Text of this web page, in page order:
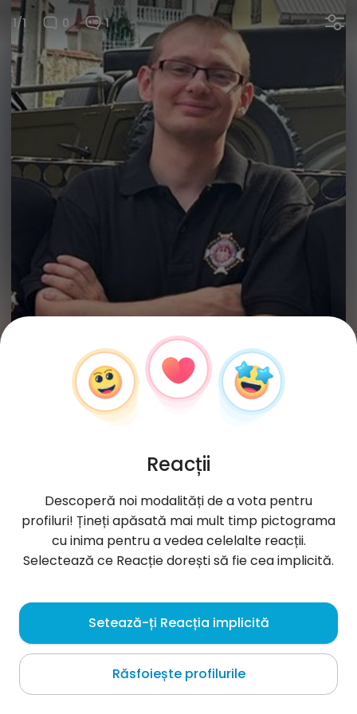
1/1 0 1
Krystian, 28
Sanok
Despre mine
Reacții
Descoperă noi modalități de a vota pentru
profiluri! Țineți apăsată mai mult timp pictograma
cu inima pentru a vedea celelalte reacții.
Selectează ce Reacție dorești să fie cea implicită.
Setează-ți Reacția implicită
Răsfoiește profilurile